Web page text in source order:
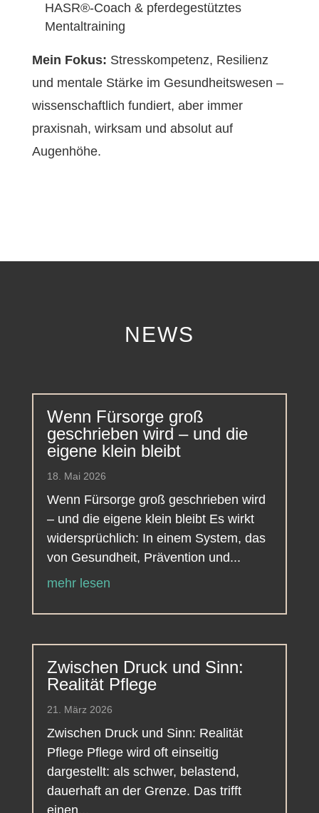
HASR®-Coach & pferdegestütztes
Mentaltraining
Mein Fokus: Stresskompetenz, Resilienz
und mentale Stärke im Gesundheitswesen –
wissenschaftlich fundiert, aber immer
praxisnah, wirksam und absolut auf
Augenhöhe.
NEWS
Wenn Fürsorge groß
geschrieben wird – und die
eigene klein bleibt
18. Mai 2026
Wenn Fürsorge groß geschrieben wird
– und die eigene klein bleibt Es wirkt
widersprüchlich: In einem System, das
von Gesundheit, Prävention und...
mehr lesen
Zwischen Druck und Sinn:
Realität Pflege
21. März 2026
Zwischen Druck und Sinn: Realität
Pflege Pflege wird oft einseitig
dargestellt: als schwer, belastend,
dauerhaft an der Grenze. Das trifft